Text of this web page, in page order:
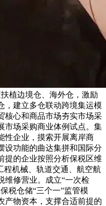
植边境仓、海外仓，激励
，建立多仓联动跨境集运模
核心和商品市场夯实市场采
市场采购商业体例试点。集
性企业，摸索开展离岸商
设功能的曲达集拼和国际分
提的企业按照分析保税区维
程机械、轨道交通、航空航
维修营业。成立“一次检
税仓储“三个一”监管模
产物资本，支撑合适前提的